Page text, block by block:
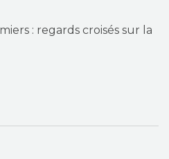
: regards croisés sur la